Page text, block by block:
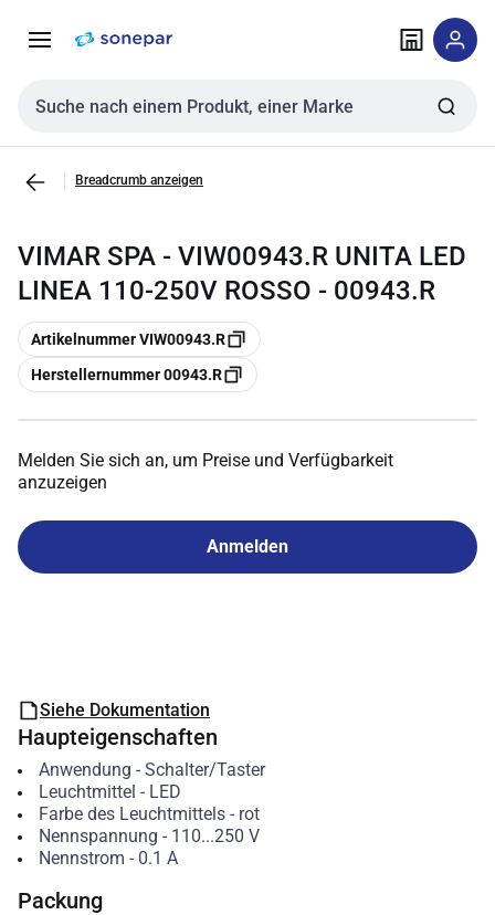
NavigationInhalt
Sucheingabe
Breadcrumb anzeigen
VIMAR SPA - VIW00943.R UNITA LED
LINEA 110-250V ROSSO - 00943.R
Kopieren
Artikelnummer VIW00943.R
Kopieren
Herstellernummer 00943.R
Melden Sie sich an, um Preise und Verfügbarkeit
anzuzeigen
Anmelden
Siehe Dokumentation
Haupteigenschaften
Anwendung - Schalter/Taster
Leuchtmittel - LED
Farbe des Leuchtmittels- rot
Nennspannung - 110...250 V
Nennstrom - 0.1 A
Packung